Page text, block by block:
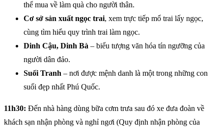
thể mua về làm quà cho người thân.
Cơ sở sản xuất ngọc trai, xem trực tiếp mổ trai lấy ngọc,
cùng tìm hiểu quy trình trai làm ngọc.
Dinh Cậu, Dinh Bà – biểu tượng văn hóa tín ngưỡng của
người dân đảo.
Suối Tranh – nơi được mệnh danh là một trong những con
suối đẹp nhất Phú Quốc.
11h30: Đến nhà hàng dùng bữa cơm trưa sau đó xe đưa đoàn về
khách sạn nhận phòng và nghỉ ngơi (Quy định nhận phòng của